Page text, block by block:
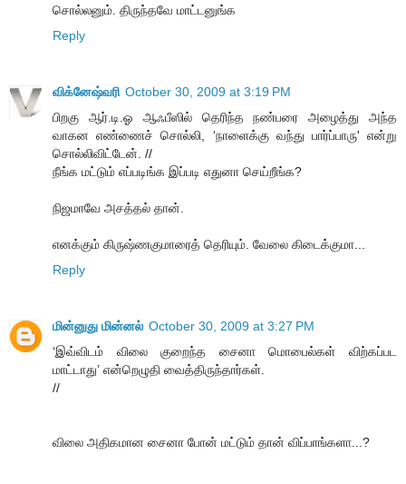
சொல்லனும். திருந்தவே மாட்டனுங்க
Reply
விக்னேஷ்வரி October 30, 2009 at 3:19 PM
பிறகு ஆர்.டி.ஓ ஆஃபீஸில் தெரிந்த நண்பரை அழைத்து அந்த
வாகன எண்ணைச் சொல்லி, ‘நாளைக்கு வந்து பார்ப்பாரு' என்று
சொல்லிவிட்டேன். //
நீங்க மட்டும் எப்படிங்க இப்படி எதுனா செய்றீங்க?
நிஜமாவே அசத்தல் தான்.
எனக்கும் கிருஷ்ணகுமாரைத் தெரியும். வேலை கிடைக்குமா...
Reply
மின்னுது மின்னல் October 30, 2009 at 3:27 PM
‘இவ்விடம் விலை குறைந்த சைனா மொபைல்கள் விற்கப்பட
மாட்டாது’ என்றெழுதி வைத்திருந்தார்கள்.
//
விலை அதிகமான சைனா போன் மட்டும் தான் விப்பாங்களா...?